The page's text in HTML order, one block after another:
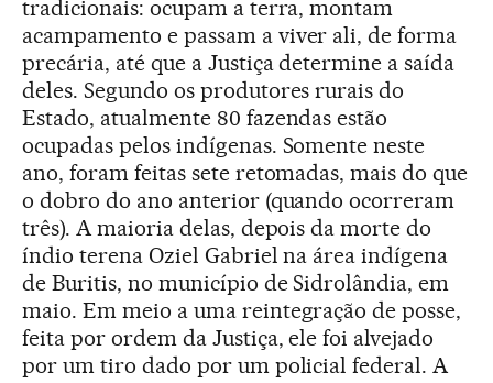
tradicionais: ocupam a terra, montam
acampamento e passam a viver ali, de forma
precária, até que a Justiça determine a saída
deles. Segundo os produtores rurais do
Estado, atualmente 80 fazendas estão
ocupadas pelos indígenas. Somente neste
ano, foram feitas sete retomadas, mais do que
o dobro do ano anterior (quando ocorreram
três). A maioria delas, depois da morte do
índio terena Oziel Gabriel na área indígena
de Buritis, no município de Sidrolândia, em
maio. Em meio a uma reintegração de posse,
feita por ordem da Justiça, ele foi alvejado
por um tiro dado por um policial federal. A